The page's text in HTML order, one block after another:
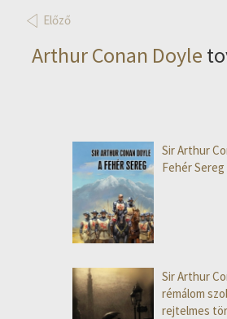
Előző
Arthur Conan Doyle
Sir Arthur
Fehér Sereg
Sir Arthur
rémálom
rejtelmes